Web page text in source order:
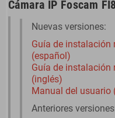
Cámara IP Foscam
Nuevas versiones:
Guía de instalación
(español)
Guía de instalación
(inglés)
Manual del usuario
Anteriores